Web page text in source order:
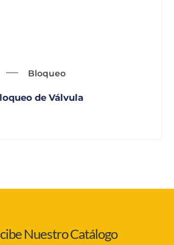
Bloqueo
de Válvula
Nuestro Catálogo